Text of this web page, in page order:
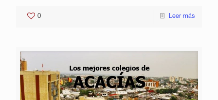
0 Leer más